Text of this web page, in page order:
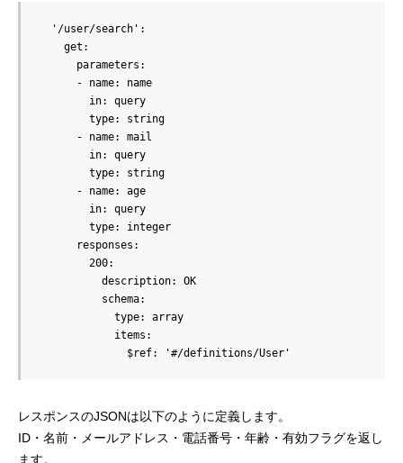
  '/user/search':
    get:
      parameters:
      - name: name
        in: query
        type: string
      - name: mail
        in: query
        type: string
      - name: age
        in: query
        type: integer
      responses:
        200:
          description: OK
          schema:
            type: array
            items:
              $ref: '#/definitions/User'
レスポンスのJSONは以下のように定義します。
ID・名前・メールアドレス・電話番号・年齢・有効フラグを返し
ます。